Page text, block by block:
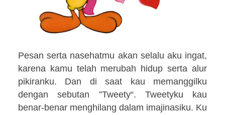
Pesan serta nasehatmu akan selalu aku ingat,
karena kamu telah merubah hidup serta alur
pikiranku. Dan di saat kau memanggilku
dengan sebutan ”Tweety“. Tweetyku kau
benar-benar menghilang dalam imajinasiku. Ku